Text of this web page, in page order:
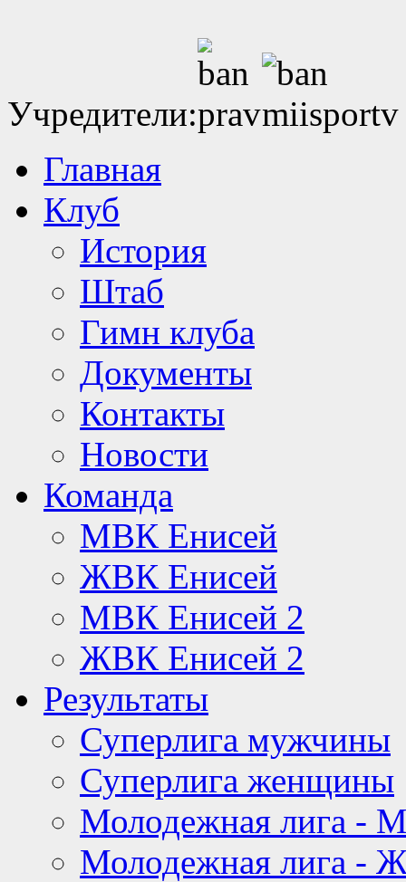
Учредители:
Главная
Клуб
История
Штаб
Гимн клуба
Документы
Контакты
Новости
Команда
МВК Енисей
ЖВК Енисей
МВК Енисей 2
ЖВК Енисей 2
Результаты
Суперлига мужчины
Суперлига женщины
Молодежная лига -
Молодежная лига -